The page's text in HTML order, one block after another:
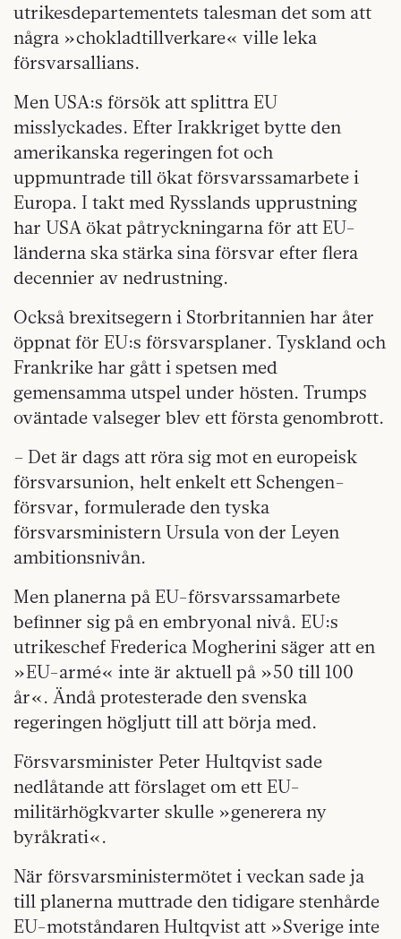
utrikesdepartementets talesman det som att
några »chokladtillverkare« ville leka
försvarsallians.
Men USA:s försök att splittra EU
misslyckades. Efter Irakkriget bytte den
amerikanska regeringen fot och
uppmuntrade till ökat försvarssamarbete i
Europa. I takt med Rysslands upprustning
har USA ökat påtryckningarna för att EU-
länderna ska stärka sina försvar efter flera
decennier av nedrustning.
Också brexitsegern i Storbritannien har åter
öppnat för EU:s försvarsplaner. Tyskland och
Frankrike har gått i spetsen med
gemensamma utspel under hösten. Trumps
oväntade valseger blev ett första genombrott.
– Det är dags att röra sig mot en europeisk
försvarsunion, helt enkelt ett Schengen-
försvar, formulerade den tyska
försvarsministern Ursula von der Leyen
ambitionsnivån.
Men planerna på EU-försvarssamarbete
befinner sig på en embryonal nivå. EU:s
utrikeschef Frederica Mogherini säger att en
»EU-armé« inte är aktuell på »50 till 100
år«. Ändå protesterade den svenska
regeringen högljutt till att börja med.
Försvarsminister Peter Hultqvist sade
nedlåtande att förslaget om ett EU-
militärhögkvarter skulle »generera ny
byråkrati«.
När försvarsministermötet i veckan sade ja
till planerna muttrade den tidigare stenhårde
EU-motståndaren Hultqvist att »Sverige inte